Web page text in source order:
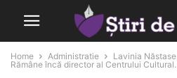
Home Administratie
Lavinia
Rămâne încă director al Centrului